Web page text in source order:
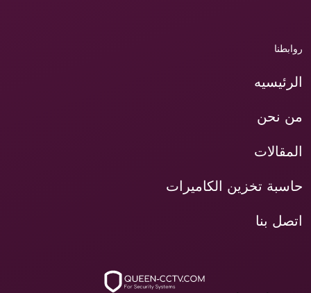
روابطنا
الرئيسيه
من نحن
المقالات
حاسبة تخزين الكاميرات
اتصل بنا